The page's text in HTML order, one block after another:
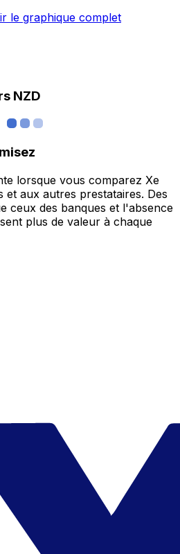
le graphique complet
NZD
lorsque vous comparez Xe
et aux autres prestataires. Des
ceux des banques et l'absence
plus de valeur à chaque